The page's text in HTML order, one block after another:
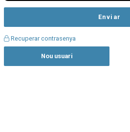
Enviar
Recuperar contrasenya
Crear
Nou usuari